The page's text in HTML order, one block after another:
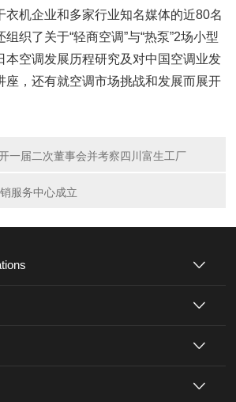
衣机企业和多家行业知名媒体的近80名
织了关于“轻商空调”与“热泵”2场小型
本空调发展历程研究及对中国空调业发
座，还有就空调市场挑战和发展而展开
一届二次董事会并考察四川富生工厂
服务中心成立